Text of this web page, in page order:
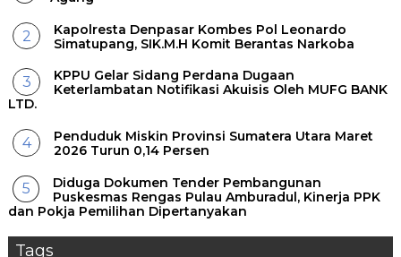
Kapolresta Denpasar Kombes Pol Leonardo
Simatupang, SIK.M.H Komit Berantas Narkoba
KPPU Gelar Sidang Perdana Dugaan
Keterlambatan Notifikasi Akuisis Oleh MUFG BANK
LTD.
Penduduk Miskin Provinsi Sumatera Utara Maret
2026 Turun 0,14 Persen
Diduga Dokumen Tender Pembangunan
Puskesmas Rengas Pulau Amburadul, Kinerja PPK
dan Pokja Pemilihan Dipertanyakan
Tags